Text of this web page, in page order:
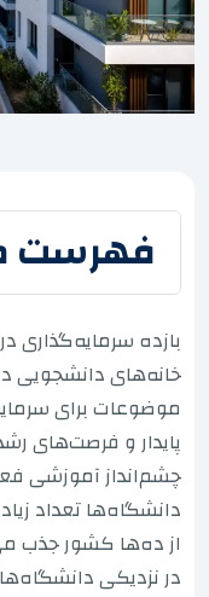
فهرست
بازده سرمایه‌گذاری
خانه‌های دانشجویی
موضوعات برای
پایدار و فرصت‌های
چشم‌انداز آموزشی
دانشگاه‌ها تعداد
از ده‌ها کشور جذب
در نزدیکی